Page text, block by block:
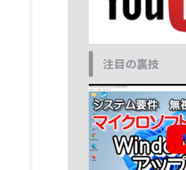
注目の裏技